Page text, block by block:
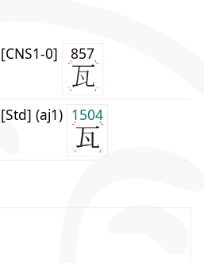
[CNS1-0] 857
[Std] (aj1) 1504